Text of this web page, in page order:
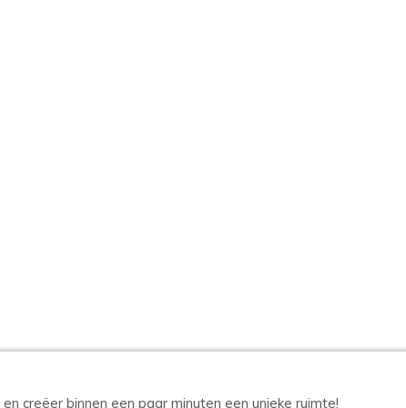
en creëer binnen een paar minuten een unieke ruimte!